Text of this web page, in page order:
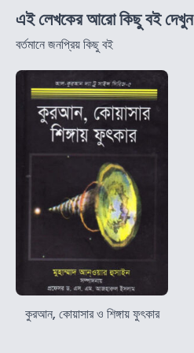
এই লেখকের আরো কিছু বই দেখুন
বর্তমানে জনপ্রিয় কিছু বই
কুরআন, কোয়াসার ও শিঙ্গায় ফুৎকার